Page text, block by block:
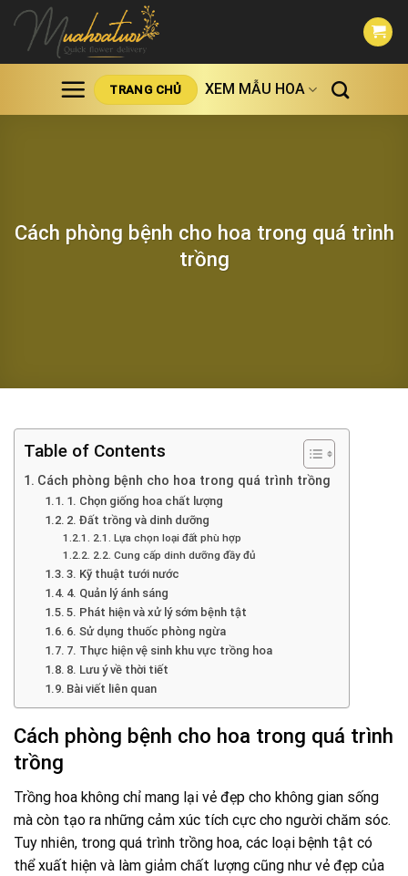
Skip
content
TRANG CHỦ XEM MẪU HOA
Cách phòng bệnh cho hoa trong quá trình
trồng
Table of Contents
Cách phòng bệnh cho hoa trong quá trình trồng
1. Chọn giống hoa chất lượng
2. Đất trồng và dinh dưỡng
2.1. Lựa chọn loại đất phù hợp
2.2. Cung cấp dinh dưỡng đầy đủ
3. Kỹ thuật tưới nước
4. Quản lý ánh sáng
5. Phát hiện và xử lý sớm bệnh tật
6. Sử dụng thuốc phòng ngừa
7. Thực hiện vệ sinh khu vực trồng hoa
8. Lưu ý về thời tiết
Bài viết liên quan
Cách phòng bệnh cho hoa trong quá trình
trồng
Trồng hoa không chỉ mang lại vẻ đẹp cho không gian sống
mà còn tạo ra những cảm xúc tích cực cho người chăm sóc.
Tuy nhiên, trong quá trình trồng hoa, các loại bệnh tật có
thể xuất hiện và làm giảm chất lượng cũng như vẻ đẹp của